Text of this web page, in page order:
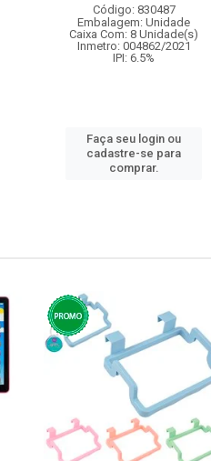
Código: 830487
Embalagem: Unidade
Caixa Com: 8 Unidade(s)
Inmetro: 004862/2021
IPI: 6.5%
Faça seu login ou
cadastre-se para
comprar.